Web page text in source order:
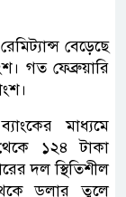
বেড়েছে
গত ফেব্রুয়ারি
মাধ্যমে
১২৪ টাকা
দল স্থিতিশীল
ডলার তুলে